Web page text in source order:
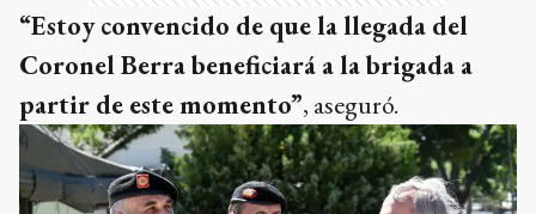
“Estoy convencido de que la llegada del
Coronel Berra beneficiará a la brigada a
partir de este momento”, aseguró.